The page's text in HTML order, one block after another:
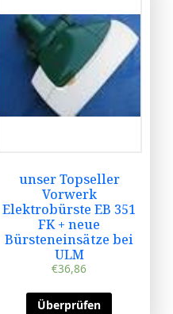
unser Topseller
Vorwerk
Elektrobürste EB 351
FK + neue
Bürsteneinsätze bei
ULM
€36,86
Überprüfen